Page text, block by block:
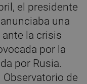
el presidente
anunciaba una
la crisis
por la
por Rusia.
Observatorio de